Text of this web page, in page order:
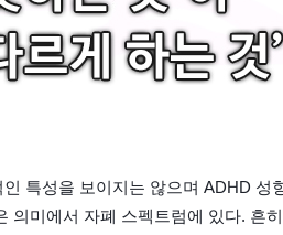
특성을 보이지는 않으며 ADHD 성
의미에서 자폐 스펙트럼에 있다. 흔